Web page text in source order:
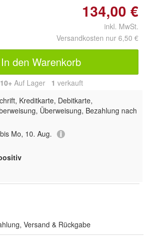
134,00 €
inkl. MwSt.
Versandkosten nur 6,50 €
In den Warenkorb
10+ Auf Lager 1 verkauft
Kreditkarte, Debitkarte,
Überweisung, Bezahlung nach
Mo, 10. Aug.
Versand & Rückgabe